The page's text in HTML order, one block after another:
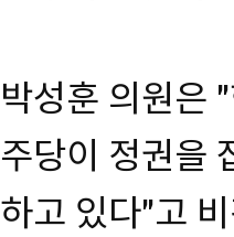
박성훈 의원은
주당이 정권을
하고 있다"고